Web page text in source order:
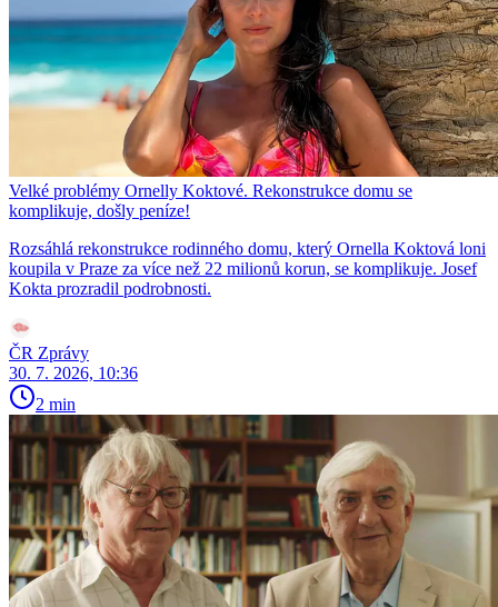
Velké problémy Ornelly Koktové. Rekonstrukce domu se
komplikuje, došly peníze!
Rozsáhlá rekonstrukce rodinného domu, který Ornella Koktová loni
koupila v Praze za více než 22 milionů korun, se komplikuje. Josef
Kokta prozradil podrobnosti.
ČR Zprávy
30. 7. 2026, 10:36
2 min